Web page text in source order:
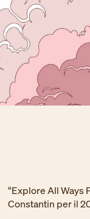
“Explore All Ways
Constantin per il